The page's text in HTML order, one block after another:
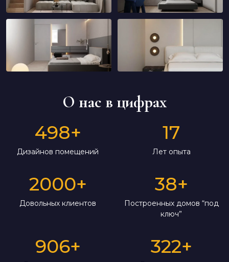
О нас в цифрах
498+
Дизайнов помещений
17
Лет опыта
2000+
Довольных клиентов
38+
Построенных домов “под
ключ”
906+ 322+